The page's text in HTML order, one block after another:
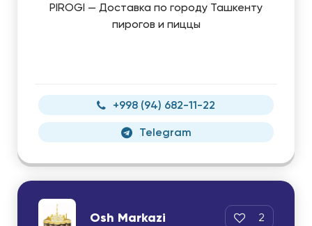
PIROGI — Доставка по городу Ташкенту
пирогов и пиццы
+998 (94) 682-11-22
Telegram
Osh Markazi 2